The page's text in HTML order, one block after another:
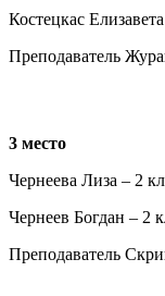
Костецкас
Преподаватель
3 место
Чернеева Лиза – 2
Чернеев Богдан – 2
Преподаватель